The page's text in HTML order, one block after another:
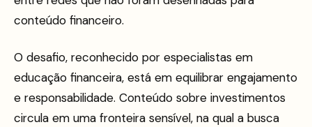
conteúdo financeiro.
O desafio, reconhecido por especialistas em
educação financeira, está em equilibrar engajamento
e responsabilidade. Conteúdo sobre investimentos
circula em uma fronteira sensível, na qual a busca